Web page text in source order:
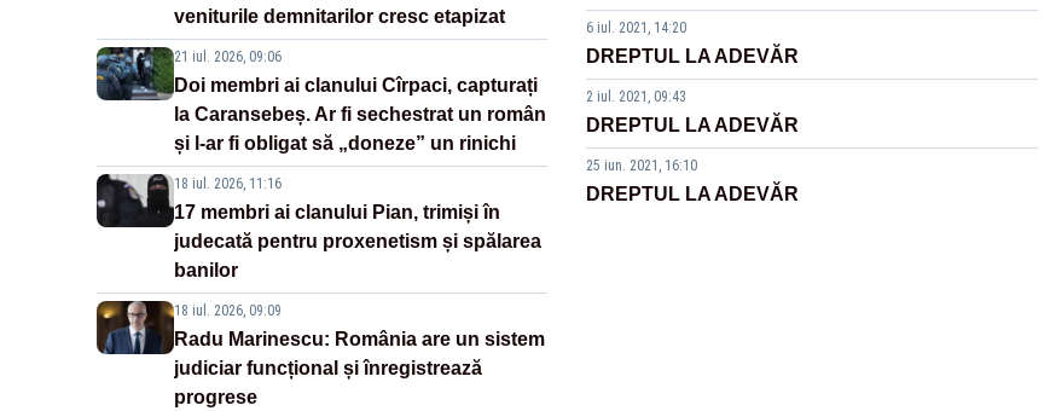
veniturile demnitarilor cresc etapizat
21 iul. 2026, 09:06
Doi membri ai clanului Cîrpaci, capturați
la Caransebeș. Ar fi sechestrat un român
și l-ar fi obligat să „doneze” un rinichi
18 iul. 2026, 11:16
17 membri ai clanului Pian, trimiși în
judecată pentru proxenetism și spălarea
banilor
18 iul. 2026, 09:09
Radu Marinescu: România are un sistem
judiciar funcțional și înregistrează
progrese
6 iul. 2021, 14:20
DREPTUL LA ADEVĂR
2 iul. 2021, 09:43
DREPTUL LA ADEVĂR
25 iun. 2021, 16:10
DREPTUL LA ADEVĂR